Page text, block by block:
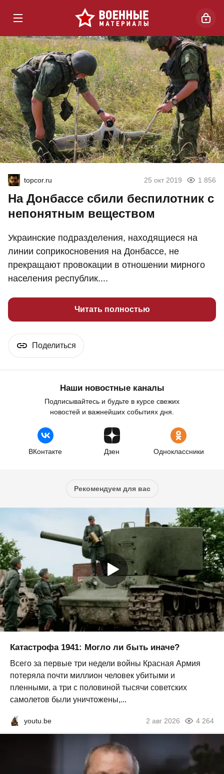
topcor.ru 25 окт 2019 1 856
На Донбассе сбили беспилотник с
непонятным веществом
Украинские подразделения, находящиеся на
линии соприкосновения на Донбассе, не
прекращают провокации в отношении мирного
населения республик....
Читать полностью
Поделиться
Наши новостные каналы
Подписывайтесь и будьте в курсе свежих
новостей и важнейших событиях дня.
ВКонтакте Дзен Одноклассники
Рекомендуем для вас
Катастрофа 1941: Могло ли быть иначе?
Всего за первые три недели войны Красная Армия
потеряла почти миллион человек убитыми и
пленными, а три с половиной тысячи советских
самолетов были уничтожены,...
youtu.be 2 авг 2026 4 264